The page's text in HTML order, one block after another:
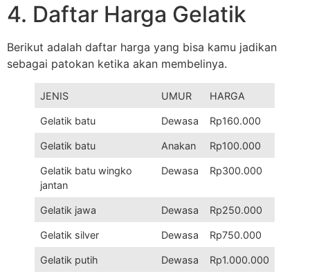
4. Daftar Harga Gelatik
Berikut adalah daftar harga yang bisa kamu jadikan
sebagai patokan ketika akan membelinya.
JENIS UMUR HARGA
Gelatik batu Dewasa Rp160.000
Gelatik batu Anakan Rp100.000
Gelatik batu wingko
jantan
Dewasa Rp300.000
Gelatik jawa Dewasa Rp250.000
Gelatik silver Dewasa Rp750.000
Gelatik putih Dewasa Rp1.000.000